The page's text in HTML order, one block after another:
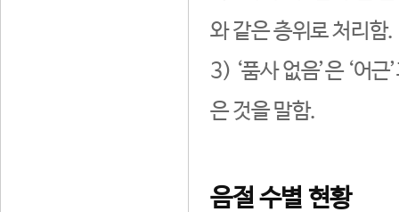
와 같은 층위로 처리함.
3) ‘품사 없음’은 ‘어
은 것을 말함.
음절 수별 현황